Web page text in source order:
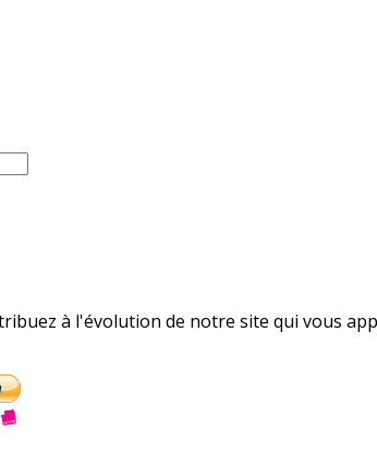
à l'évolution de notre site qui vous